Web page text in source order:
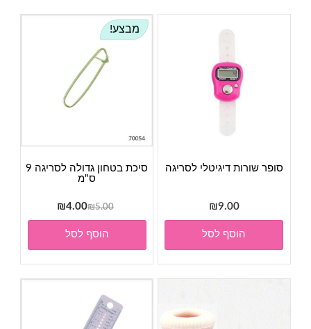
סופר שורות דיגיטלי לסריגה
₪9.00
הוסף לסל
מבצע!
סיכת בטחון גדולה לסריגה 9
ס"מ
₪5.00
המחיר
המקורי
היה:
₪5.00.
₪4.00
המחיר
הנוכחי
₪4.00.
הוסף לסל